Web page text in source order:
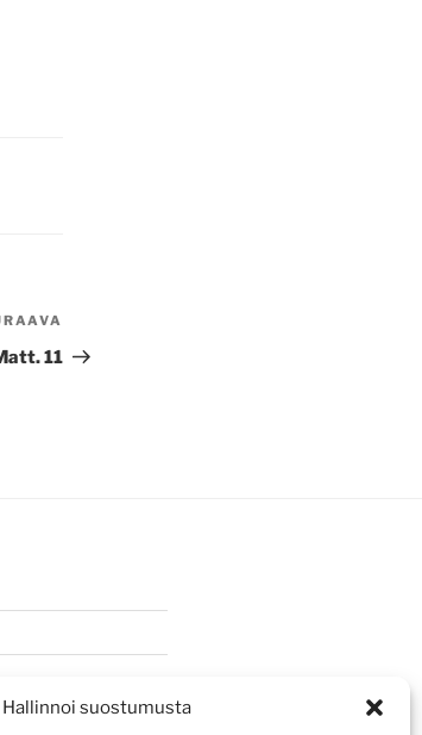
Hallinnoi suostumusta
artikkeli
11